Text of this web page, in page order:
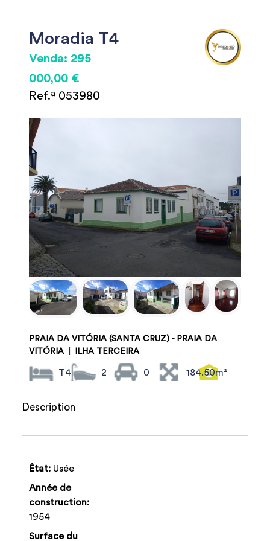
Moradia T4
Venda: 295
000,00 €
Ref.ª 053980
PRAIA DA VITÓRIA (SANTA CRUZ) - PRAIA DA
VITÓRIA
ILHA TERCEIRA
T4 2 0 184.50m²
Description
État: Usée
Année de
construction:
1954
Surface du